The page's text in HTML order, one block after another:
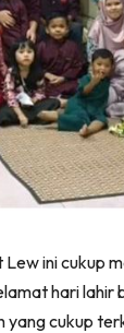
ini cukup
hari lahir
yang cukup